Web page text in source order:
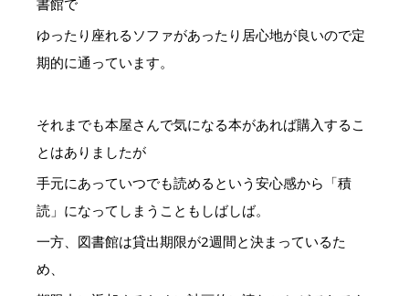
書館で
ゆったり座れるソファがあったり居心地が良いので定
期的に通っています。
それまでも本屋さんで気になる本があれば購入するこ
とはありましたが
手元にあっていつでも読めるという安心感から「積
読」になってしまうこともしばしば。
一方、図書館は貸出期限が2週間と決まっているた
め、